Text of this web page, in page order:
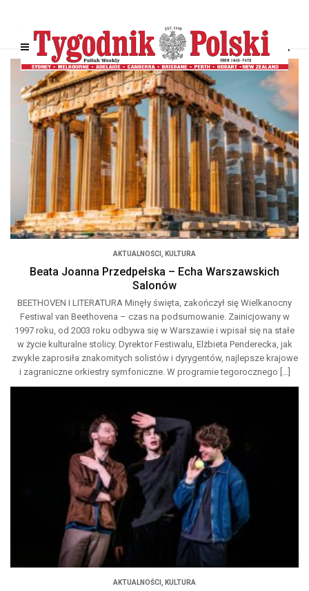
AKTUALNOŚCI , KULTURA
Beata Joanna Przedpełska – Echa Warszawskich
Salonów
BEETHOVEN I LITERATURA Minęły święta, zakończył się Wielkanocny
Festiwal van Beethovena – czas na podsumowanie. Zainicjowany w
1997 roku, od 2003 roku odbywa się w Warszawie i wpisał się na stałe
w życie kulturalne stolicy. Dyrektor Festiwalu, Elżbieta Penderecka, jak
zwykle zaprosiła znakomitych solistów i dyrygentów, najlepsze krajowe
i zagraniczne orkiestry symfoniczne. W programie tegorocznego […]
AKTUALNOŚCI KULTURA